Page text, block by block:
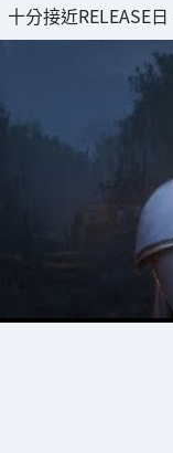
十分接近RELEASE